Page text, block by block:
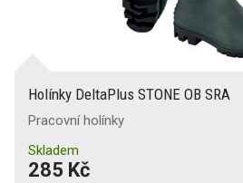
Holínky DeltaPlus STONE OB SRA
Pracovní holínky
Skladem
285 Kč